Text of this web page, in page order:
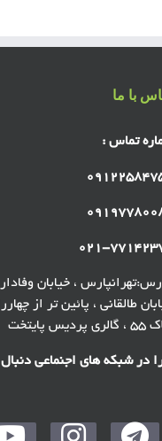
با ما
تماس :
۷۷۱۴۲۳۷۹
، خیابان
پردیس پایتخت
در شبکه های اجنماعی